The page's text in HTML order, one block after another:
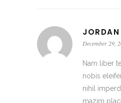
JORDAN
December 29,
Nam liber
nobis
nihil
mazim